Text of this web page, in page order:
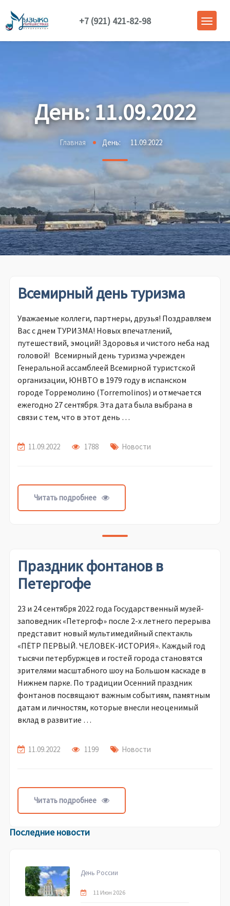
+7 (921) 421-82-98
День:11.09.2022
Главная День: 11.09.2022
Всемирный день туризма
Уважаемые коллеги, партнеры, друзья! Поздравляем
Вас с днем ТУРИЗМА! Новых впечатлений,
путешествий, эмоций! Здоровья и чистого неба над
головой! Всемирный день туризма учрежден
Генеральной ассамблеей Всемирной туристской
организации, ЮНВТО в 1979 году в испанском
городе Торремолино (Torremolinos) и отмечается
ежегодно 27 сентября. Эта дата была выбрана в
связи с тем, что в этот день …
11.09.2022 1788 Новости
Читать подробнее
Праздник фонтанов в
Петергофе
23 и 24 сентября 2022 года Государственный музей-
заповедник «Петергоф» после 2-х летнего перерыва
представит новый мультимедийный спектакль
«ПЁТР ПЕРВЫЙ. ЧЕЛОВЕК-ИСТОРИЯ». Каждый год
тысячи петербуржцев и гостей города становятся
зрителями масштабного шоу на Большом каскаде в
Нижнем парке. По традиции Осенний праздник
фонтанов посвящают важным событиям, памятным
датам и личностям, которые внесли неоценимый
вклад в развитие …
11.09.2022 1199 Новости
Читать подробнее
Последние новости
День России
11 Июн 2026